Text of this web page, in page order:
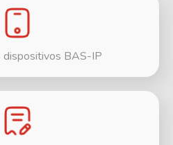
dispositivos BAS-IP